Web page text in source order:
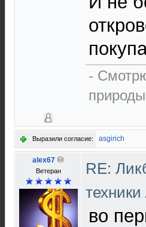
-
Выразили согласие: asgirich
alex67
Ветеран
RE:
техники
во